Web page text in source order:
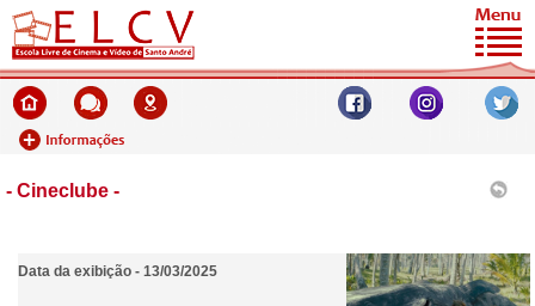
- Cineclube -
Data da exibição - 13/03/2025